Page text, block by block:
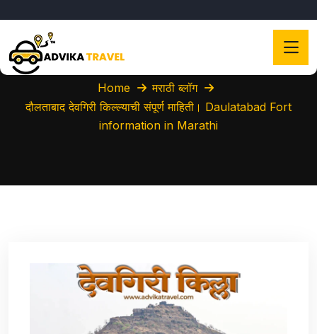
Home
मराठी ब्लॉग
दौलताबाद देवगिरी किल्ल्याची संपूर्ण माहिती। Daulatabad Fort
information in Marathi